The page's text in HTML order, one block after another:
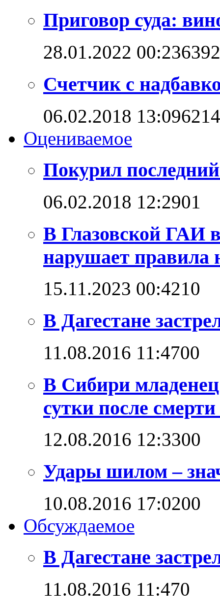
Приговор суда:
28.01.2022 00:236392
Счетчик с
06.02.2018 13:096214
Оцениваемое
Покурил
06.02.2018 12:2901
В Глазовской ГАИ
нарушает правила
15.11.2023 00:4210
В Дагестане
11.08.2016 11:4700
В Сибири
сутки после
12.08.2016 12:3300
Удары шилом –
10.08.2016 17:0200
Обсуждаемое
В Дагестане
11.08.2016 11:470